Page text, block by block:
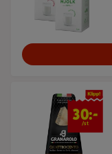
30 kr/st
30:-
/st